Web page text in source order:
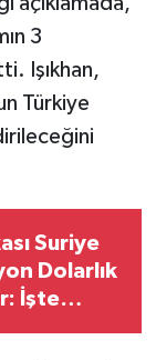
3
Işıkhan,
Türkiye
Suriye
Dolarlık
İşte